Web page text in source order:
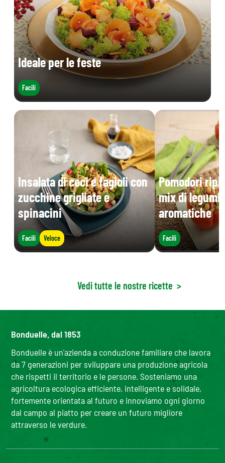
Ideale per le feste
Facili
Insalata di ceci e fagioli con
zucchine grigliate e
spinacini
Facili Veloce
Pomodori
mix di legumi
aromatiche
Facili
Vedi tutte le nostre ricette >
Bonduelle, dal 1853
Bonduelle è un'azienda a conduzione familiare che lavora
da 7 generazioni per sviluppare una produzione agricola
che rispetti il territorio e le persone. Sosteniamo una
agricoltura ecologica efficiente, intelligente e solidale,
fortemente orientata al futuro e innoviamo ogni giorno
dal campo al piatto per creare un futuro migliore
attraverso le verdure.